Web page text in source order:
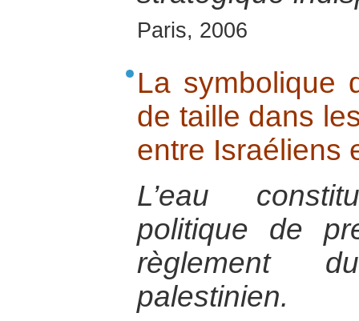
Paris, 2006
La symbolique
de taille dans
entre Israéliens
L’eau
politique de
règlement
palestinien.